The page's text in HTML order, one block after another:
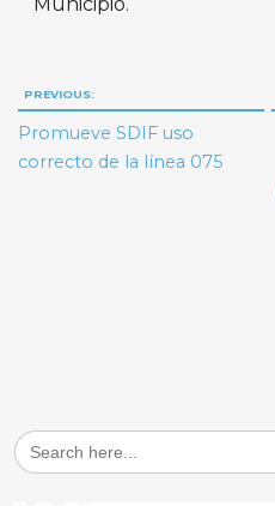
Navegación
de
entradas
PREVIOUS:
Promueve SDIF uso
correcto de la línea 075
Search
for: